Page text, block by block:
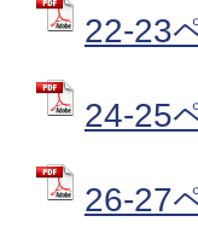
22-23
24-25
26-27